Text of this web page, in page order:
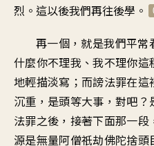
烈 。 這以後我們再往後學 。
再一個，就是我們平常
什麼你不理我、我不理你這
地輕描淡寫 ； 而謗法罪在這
沉重 ， 是頭等大事，對吧 ？
法罪之後 ， 接著下面那一段
源是無量阿僧祇劫佛陀捨頭